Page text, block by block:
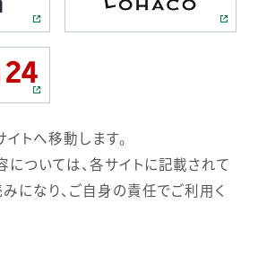
トへ移動します。
ついては、各サイトに記載されて
になり、ご自身の責任でご利用く